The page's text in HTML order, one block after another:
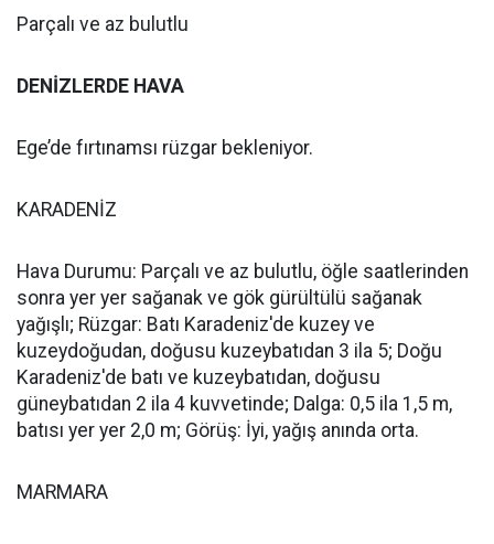
Parçalı ve az bulutlu
DENİZLERDE HAVA
Ege’de fırtınamsı rüzgar bekleniyor.
KARADENİZ
Hava Durumu: Parçalı ve az bulutlu, öğle saatlerinden
sonra yer yer sağanak ve gök gürültülü sağanak
yağışlı; Rüzgar: Batı Karadeniz'de kuzey ve
kuzeydoğudan, doğusu kuzeybatıdan 3 ila 5; Doğu
Karadeniz'de batı ve kuzeybatıdan, doğusu
güneybatıdan 2 ila 4 kuvvetinde; Dalga: 0,5 ila 1,5 m,
batısı yer yer 2,0 m; Görüş: İyi, yağış anında orta.
MARMARA